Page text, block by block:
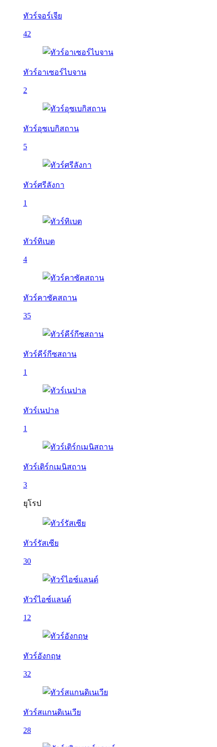
ทัวร์จอร์เจีย
42
ทัวร์อาเซอร์ไบจาน
2
ทัวร์อุซเบกิสถาน
5
ทัวร์ศรีลังกา
1
ทัวร์ทิเบต
4
ทัวร์คาซัคสถาน
35
ทัวร์คีร์กีซสถาน
1
ทัวร์เนปาล
1
ทัวร์เติร์กเมนิสถาน
3
ยุโรป
ทัวร์รัสเซีย
30
ทัวร์ไอซ์แลนด์
12
ทัวร์อังกฤษ
32
ทัวร์สแกนดิเนเวีย
28